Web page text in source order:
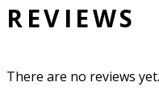
REVIEWS
There are no reviews yet.